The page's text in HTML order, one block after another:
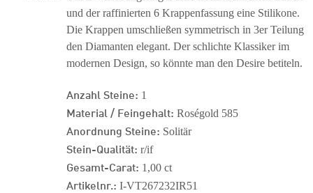
und der raffinierten 6 Krappenfassung eine Stilikone.
Die Krappen umschließen symmetrisch in 3er Teilung
den Diamanten elegant. Der schlichte Klassiker im
modernen Design, so könnte man den Desire betiteln.
Anzahl Steine: 1
Material / Feingehalt: Roségold 585
Anordnung Steine: Solitär
Stein-Qualität: r/if
Gesamt-Carat: 1,00 ct
Artikelnr.: I-VT267232IR51